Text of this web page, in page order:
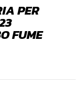
PER
FUME